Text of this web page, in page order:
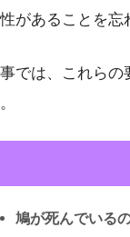
があることを忘
では、これら
鳩が死んでいる